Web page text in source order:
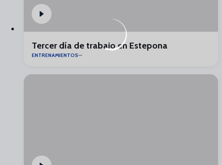
Tercer día de trabajo en Estepona
ENTRENAMIENTOS